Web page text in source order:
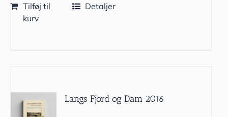
Tilføj til
kurv
Detaljer
Langs Fjord og Dam 2016